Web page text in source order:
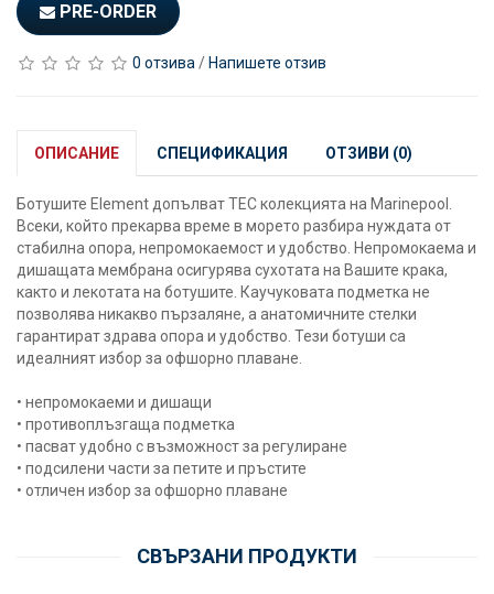
PRE-ORDER
0 отзива / Напишете отзив
ОПИСАНИЕ СПЕЦИФИКАЦИЯ ОТЗИВИ (0)
Ботушите Element допълват TEC колекцията на Marinepool.
Всеки, който прекарва време в морето разбира нуждата от
стабилна опора, непромокаемост и удобство. Непромокаема и
дишащата мембрана осигурява сухотата на Вашите крака,
както и лекотата на ботушите. Каучуковата подметка не
позволява никакво пързаляне, а анатомичните стелки
гарантират здрава опора и удобство. Тези ботуши са
идеалният избор за офшорно плаване.
• непромокаеми и дишащи
• противоплъзгаща подметка
• пасват удобно с възможност за регулиране
• подсилени части за петите и пръстите
• отличен избор за офшорно плаване
СВЪРЗАНИ ПРОДУКТИ